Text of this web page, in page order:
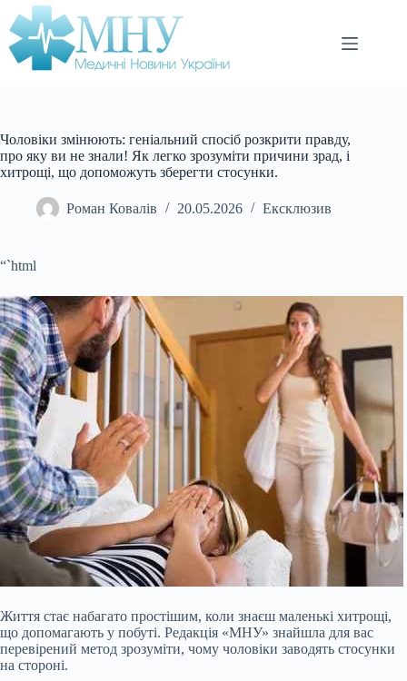
Перейти
до
вмісту
Чоловіки змінюють: геніальний спосіб розкрити правду,
про яку ви не знали! Як легко зрозуміти причини зрад, і
хитрощі, що допоможуть зберегти стосунки.
Роман Ковалів 20.05.2026 Ексклюзив
“`html
Життя стає набагато простішим, коли знаєш маленькі хитрощі,
що допомагають у побуті. Редакція «МНУ» знайшла для вас
перевірений метод зрозуміти, чому чоловіки заводять стосунки
на стороні.